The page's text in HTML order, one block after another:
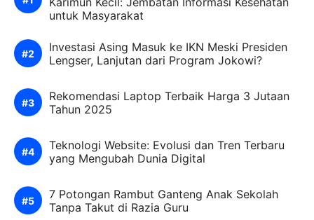
untuk Masyarakat
Investasi Asing Masuk ke IKN Meski Presiden
Lengser, Lanjutan dari Program Jokowi?
Rekomendasi Laptop Terbaik Harga 3 Jutaan
Tahun 2025
Teknologi Website: Evolusi dan Tren Terbaru
yang Mengubah Dunia Digital
7 Potongan Rambut Ganteng Anak Sekolah
Tanpa Takut di Razia Guru